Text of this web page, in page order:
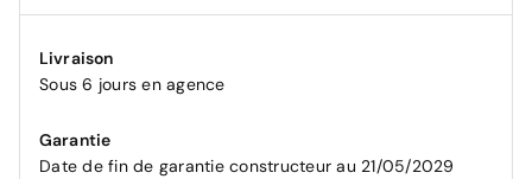
Livraison
Sous 6 jours en agence
Garantie
Date de fin de garantie constructeur au 21/05/2029